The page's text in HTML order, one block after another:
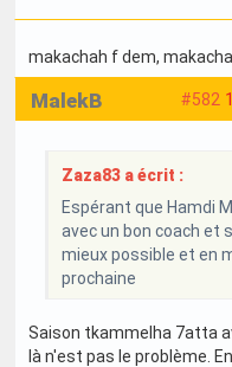
makachah f dem,
#582
MalekB
Zaza83 a écrit :
Espérant que Hamdi
avec un bon coach et
mieux possible et en
prochaine
Saison tkammelha 7atta
là n'est pas le problème.